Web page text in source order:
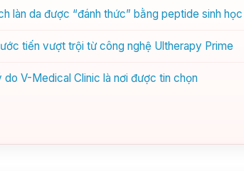
làn da được “đánh thức” bằng peptide sinh học
tiến vượt trội từ công nghệ Ultherapy Prime
V-Medical Clinic là nơi được tin chọn